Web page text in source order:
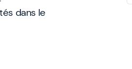
dans le